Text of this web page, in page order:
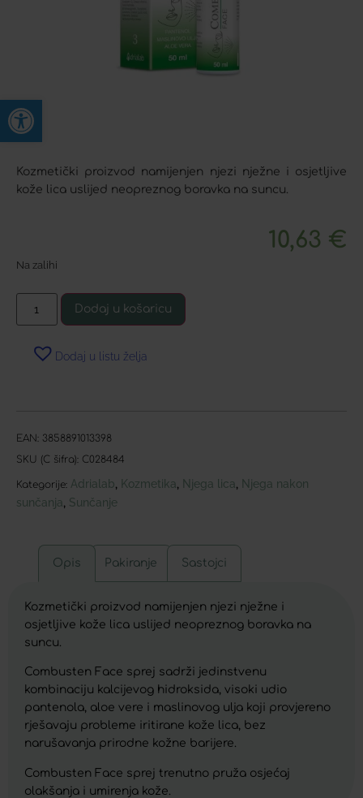
Open toolbar
Kozmetički proizvod namijenjen njezi nježne i osjetljive
kože lica uslijed neopreznog boravka na suncu.
10,63 €
Na zalihi
Dodaj u košaricu
Dodaj u listu želja
EAN: 3858891013398
SKU (C šifra): C028484
Kategorije: Adrialab Kozmetika Njega lica Njega nakon
sunčanja Sunčanje
Opis Pakiranje Sastojci
Kozmetički proizvod namijenjen njezi nježne i
osjetljive kože lica uslijed neopreznog boravka na
suncu.
Combusten Face sprej sadrži jedinstvenu
kombinaciju kalcijevog hidroksida, visoki udio
pantenola, aloe vere i maslinovog ulja koji provjereno
rješavaju probleme iritirane kože lica, bez
narušavanja prirodne kožne barijere.
Combusten Face sprej trenutno pruža osjećaj
olakšanja i umirenja kože.